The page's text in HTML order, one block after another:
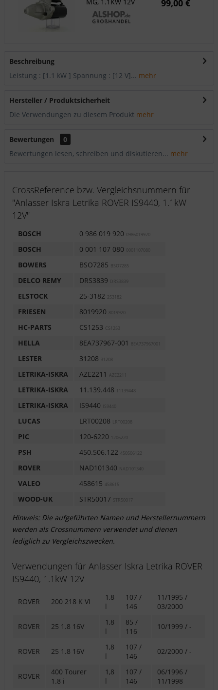
99,00 €
Beschreibung
Leistung : [1.1 kW ] Spannung : [12 V]... mehr
Hersteller / Produktsicherheit
Die Verwendungen zu diesem Produkt mehr
Bewertungen
0
Bewertungen lesen, schreiben und diskutieren... mehr
CrossReference bzw. Vergleichsnummern für
"Anlasser Iskra Letrika ROVER IS9440, 1.1kW
12V"
BOSCH 0 986 019 920 0986019920
BOSCH 0 001 107 080 0001107080
BOWERS BSO7285 BSO7285
DELCO REMY DRS3839 DRS3839
ELSTOCK 25-3182 253182
FRIESEN 8019920 8019920
HC-PARTS CS1253 CS1253
HELLA 8EA737967-001 8EA737967001
LESTER 31208 31208
LETRIKA-ISKRA AZE2211 AZE2211
LETRIKA-ISKRA 11.139.448 11139448
LETRIKA-ISKRA IS9440 IS9440
LUCAS LRT00208 LRT00208
PIC 120-6220 1206220
PSH 450.506.122 450506122
ROVER NAD101340 NAD101340
VALEO 458615 458615
WOOD-UK STR50017 STR50017
Hinweis: Die aufgeführten Namen und Herstellernummern
werden als Crossnummern verwendet und dienen
lediglich zu Vergleichszwecken.
Verwendungen für Anlasser Iskra Letrika ROVER
IS9440, 1.1kW 12V
ROVER 200 218 K Vi
1,8
l
107 /
146
11/1995 /
03/2000
ROVER 25 1.8 16V
1,8
l
85 /
116
10/1999 / -
ROVER 25 1.8 16V
1,8
l
107 /
146
02/2000 / -
ROVER
400 Tourer
1.8 i
1,8
l
107 /
146
06/1996 /
11/1998